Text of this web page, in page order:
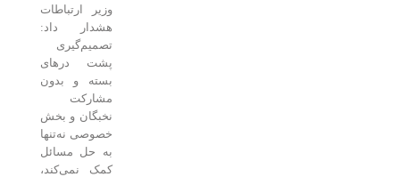
وزیر ارتباطات
هشدار داد:
تصمیم‌گیری
پشت درهای
بسته و بدون
مشارکت
نخبگان و بخش
خصوصی نه‌تنها
به حل مسائل
کمک نمی‌کند،